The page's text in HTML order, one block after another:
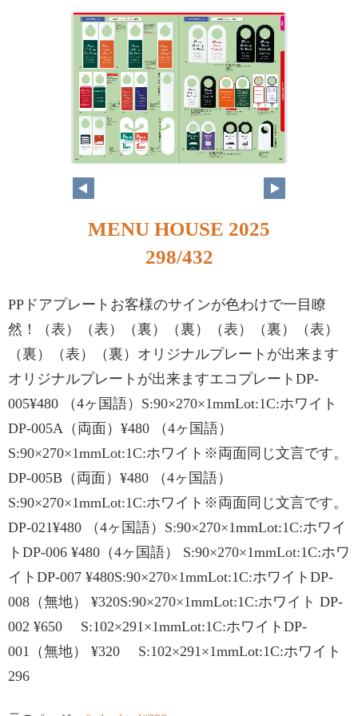
MENU HOUSE 2025
298/432
PPドアプレートお客様のサインが色わけで一目瞭
然！（表）（表）（裏）（裏）（表）（裏）（表）
（裏）（表）（裏）オリジナルプレートが出来ます
オリジナルプレートが出来ますエコプレートDP-
005¥480 （4ヶ国語）S:90×270×1mmLot:1C:ホワイト
DP-005A（両面）¥480 （4ヶ国語）
S:90×270×1mmLot:1C:ホワイト※両面同じ文言です。
DP-005B（両面）¥480 （4ヶ国語）
S:90×270×1mmLot:1C:ホワイト※両面同じ文言です。
DP-021¥480 （4ヶ国語）S:90×270×1mmLot:1C:ホワイ
トDP-006 ¥480（4ヶ国語） S:90×270×1mmLot:1C:ホワ
イトDP-007 ¥480S:90×270×1mmLot:1C:ホワイトDP-
008（無地） ¥320S:90×270×1mmLot:1C:ホワイト DP-
002 ¥650 S:102×291×1mmLot:1C:ホワイトDP-
001（無地） ¥320 S:102×291×1mmLot:1C:ホワイト
296